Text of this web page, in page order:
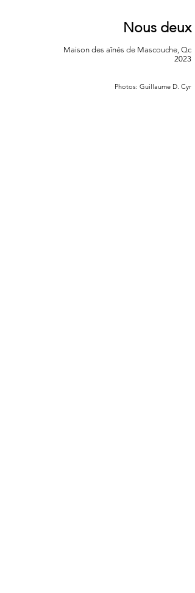
Nous deux
Maison des aînés de Mascouche, Qc
2023
Photos: Guillaume D. Cyr